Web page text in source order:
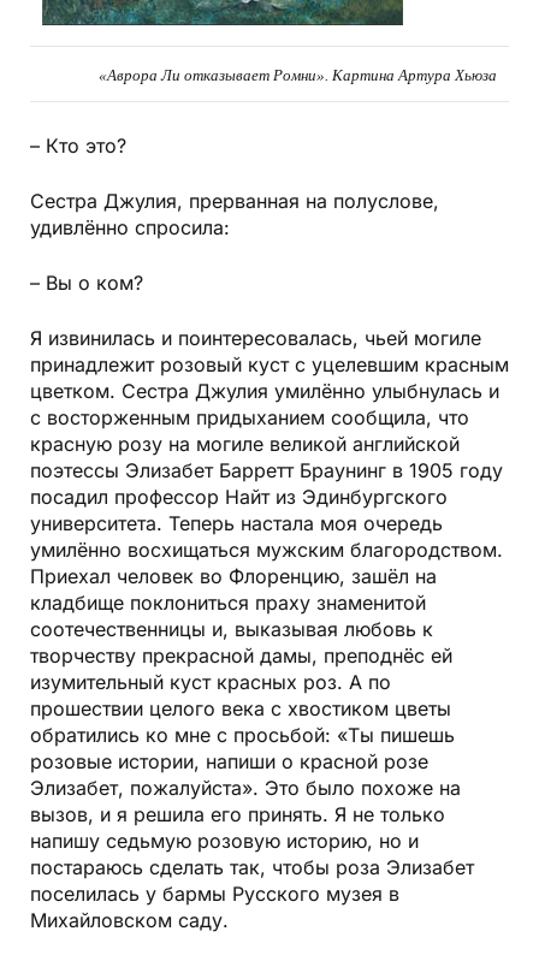
«Аврора Ли отказывает Ромни». Картина Артура Хьюза
– Кто это?
Сестра Джулия, прерванная на полуслове,
удивлённо спросила:
– Вы о ком?
Я извинилась и поинтересовалась, чьей могиле
принадлежит розовый куст с уцелевшим красным
цветком. Сестра Джулия умилённо улыбнулась и
с восторженным придыханием сообщила, что
красную розу на могиле великой английской
поэтессы Элизабет Барретт Браунинг в 1905 году
посадил профессор Найт из Эдинбургского
университета. Теперь настала моя очередь
умилённо восхищаться мужским благородством.
Приехал человек во Флоренцию, зашёл на
кладбище поклониться праху знаменитой
соотечественницы и, выказывая любовь к
творчеству прекрасной дамы, преподнёс ей
изумительный куст красных роз. А по
прошествии целого века с хвостиком цветы
обратились ко мне с просьбой: «Ты пишешь
розовые истории, напиши о красной розе
Элизабет, пожалуйста». Это было похоже на
вызов, и я решила его принять. Я не только
напишу седьмую розовую историю, но и
постараюсь сделать так, чтобы роза Элизабет
поселилась у бармы Русского музея в
Михайловском саду.